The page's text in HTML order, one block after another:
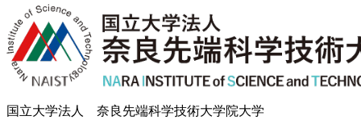
国立大学法人 奈良先端科学技術大学院大学